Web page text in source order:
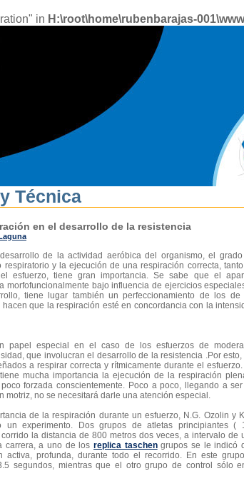
in H:\root\home\rubenbarajas-
Técnica
en el desarrollo de la resistencia
de la actividad aeróbica del organismo, el
respiratorio y la ejecución de una respiración correcta,
esfuerzo, tiene gran importancia. Se sabe que el
morfofuncionalmente bajo influencia de ejercicios
tiene lugar también un perfeccionamiento de los de
que la respiración esté en concordancia con la
papel especial en el caso de los esfuerzos de
que involucran el desarrollo de la resistencia .Por esto,
a respirar correcta y rítmicamente durante el esfuerzo.
mucha importancia la ejecución de la respiración
forzada conscientemente. Poco a poco, llegando a
motriz, no se necesitará darle una atención especial.
de la respiración durante un esfuerzo, N.G. Ozolin y
un experimento. Dos grupos de atletas principiantes (
la distancia de 800 metros dos veces, a intervalo de
carrera, a uno de los replica taschengrupos se le indicó
activa, profunda, durante todo el recorrido. En este
segundos, mientras que el otro grupo de control sólo